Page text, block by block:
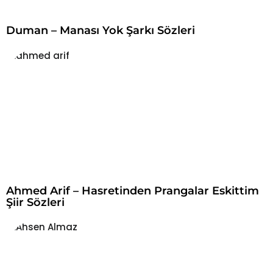
Duman – Manası Yok Şarkı Sözleri
Ahmed Arif – Hasretinden Prangalar Eskittim
Şiir Sözleri